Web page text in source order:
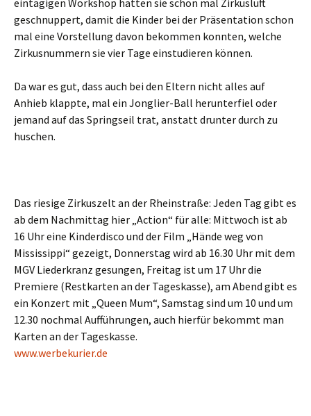
eintägigen Workshop hatten sie schon mal Zirkusluft
geschnuppert, damit die Kinder bei der Präsentation schon
mal eine Vorstellung davon bekommen konnten, welche
Zirkusnummern sie vier Tage einstudieren können.
Da war es gut, dass auch bei den Eltern nicht alles auf
Anhieb klappte, mal ein Jonglier-Ball herunterfiel oder
jemand auf das Springseil trat, anstatt drunter durch zu
huschen.
Das riesige Zirkuszelt an der Rheinstraße: Jeden Tag gibt es
ab dem Nachmittag hier „Action“ für alle: Mittwoch ist ab
16 Uhr eine Kinderdisco und der Film „Hände weg von
Mississippi“ gezeigt, Donnerstag wird ab 16.30 Uhr mit dem
MGV Liederkranz gesungen, Freitag ist um 17 Uhr die
Premiere (Restkarten an der Tageskasse), am Abend gibt es
ein Konzert mit „Queen Mum“, Samstag sind um 10 und um
12.30 nochmal Aufführungen, auch hierfür bekommt man
Karten an der Tageskasse.
www.werbekurier.de